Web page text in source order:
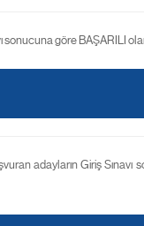
sonucuna göre BAŞARILI
adayların Giriş